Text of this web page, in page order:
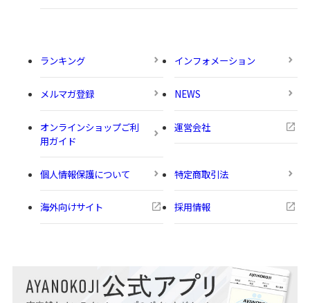
ランキング インフォメーション
メルマガ登録 NEWS
オンラインショップご利
用ガイド
運営会社
個人情報保護について 特定商取引法
海外向けサイト 採用情報